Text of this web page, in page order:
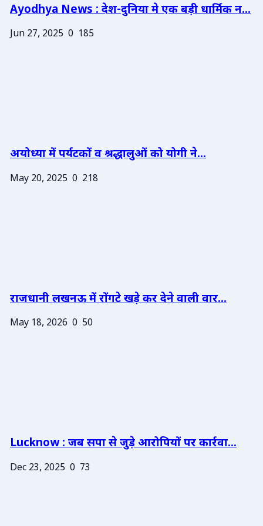
Ayodhya News : देश-दुनिया मे एक बड़ी धार्मिक न...
Jun 27, 2025 0 185
अयोध्या में पर्यटकों व श्रद्धालुओं को योगी ने...
May 20, 2025 0 218
राजधानी लखनऊ में रोंगटे खड़े कर देने वाली वार...
May 18, 2026 0 50
Lucknow : जब सपा से जुड़े आरोपियों पर कार्रवा...
Dec 23, 2025 0 73